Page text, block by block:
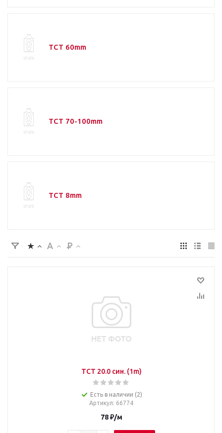
TCT 60mm
TCT 70-100mm
TCT 8mm
TCT 20.0 син. (1m)
Есть в наличии (2)
Артикул: 66774
78₽/м